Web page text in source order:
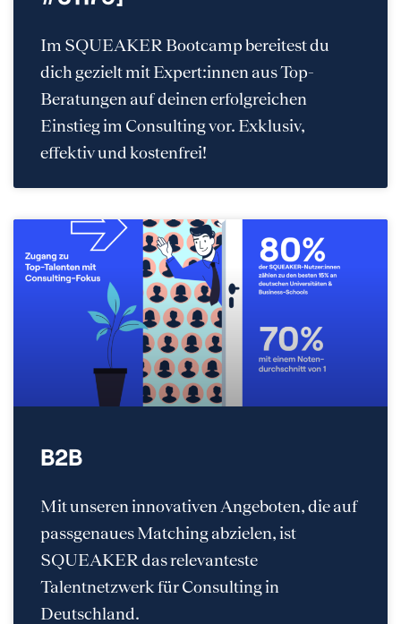
Im SQUEAKER Bootcamp bereitest du
dich gezielt mit Expert:innen aus Top-
Beratungen auf deinen erfolgreichen
Einstieg im Consulting vor. Exklusiv,
effektiv und kostenfrei!
B2B
Mit unseren innovativen Angeboten, die auf
passgenaues Matching abzielen, ist
SQUEAKER das relevanteste
Talentnetzwerk für Consulting in
Deutschland.